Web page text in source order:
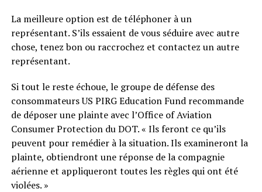
La meilleure option est de téléphoner à un
représentant. S’ils essaient de vous séduire avec autre
chose, tenez bon ou raccrochez et contactez un autre
représentant.
Si tout le reste échoue, le groupe de défense des
consommateurs US PIRG Education Fund recommande
de déposer une plainte avec l’Office of Aviation
Consumer Protection du DOT. « Ils feront ce qu’ils
peuvent pour remédier à la situation. Ils examineront la
plainte, obtiendront une réponse de la compagnie
aérienne et appliqueront toutes les règles qui ont été
violées. »